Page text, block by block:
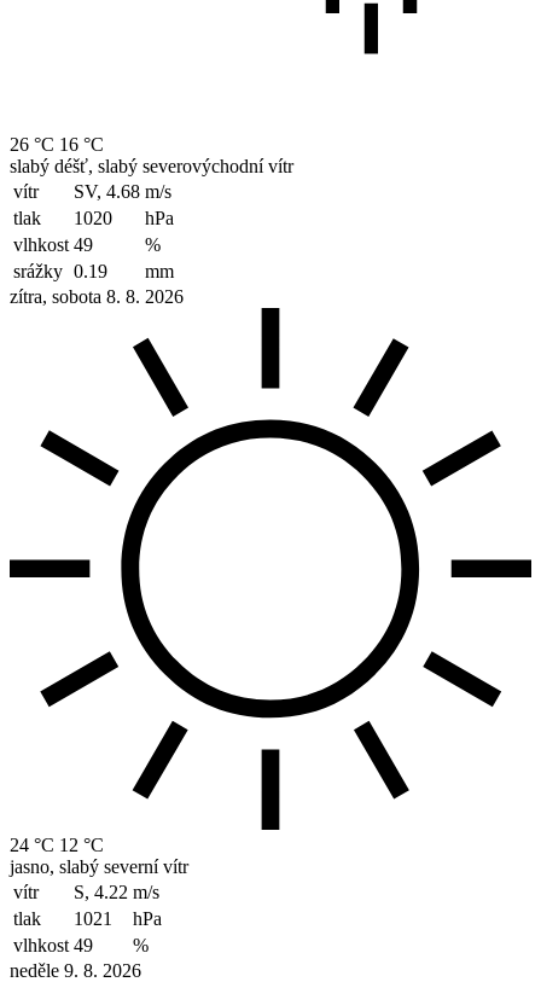
26 °C 16 °C
slabý déšť, slabý severovýchodní vítr
vítr
SV, 4.68 m/s
tlak
1020
hPa
vlhkost 49
%
srážky 0.19
mm
zítra, sobota 8. 8. 2026
24 °C 12 °C
jasno, slabý severní vítr
vítr
S, 4.22 m/s
tlak
1021
hPa
vlhkost 49
%
neděle 9. 8. 2026